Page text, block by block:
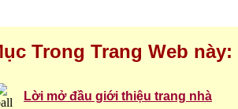
Trong Trang Web này:
Lời mở đầu giới thiệu trang nhà